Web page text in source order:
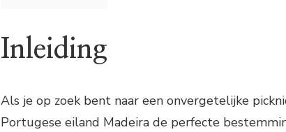
Inleiding
Als je op zoek bent naar een onvergetelijke
Portugese eiland Madeira de perfecte